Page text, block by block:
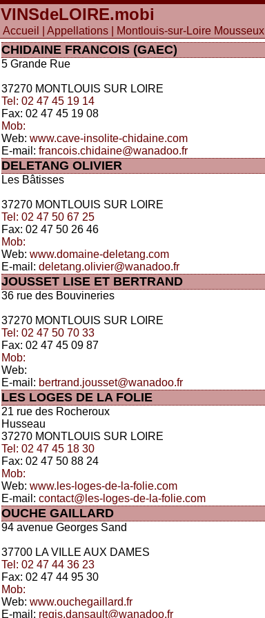
VINSdeLOIRE.mobi
Accueil Appellations | Montlouis-sur-Loire Mousseux
CHIDAINE FRANCOIS (GAEC)
5 Grande Rue
37270 MONTLOUIS SUR LOIRE
Tel: 02 47 45 19 14
Fax: 02 47 45 19 08
Mob:
Web: www.cave-insolite-chidaine.com
E-mail: francois.chidaine@wanadoo.fr
DELETANG OLIVIER
Les Bâtisses
37270 MONTLOUIS SUR LOIRE
Tel: 02 47 50 67 25
Fax: 02 47 50 26 46
Mob:
Web: www.domaine-deletang.com
E-mail: deletang.olivier@wanadoo.fr
JOUSSET LISE ET BERTRAND
36 rue des Bouvineries
37270 MONTLOUIS SUR LOIRE
Tel: 02 47 50 70 33
Fax: 02 47 45 09 87
Mob:
Web:
E-mail: bertrand.jousset@wanadoo.fr
LES LOGES DE LA FOLIE
21 rue des Rocheroux
Husseau
37270 MONTLOUIS SUR LOIRE
Tel: 02 47 45 18 30
Fax: 02 47 50 88 24
Mob:
Web: www.les-loges-de-la-folie.com
E-mail: contact@les-loges-de-la-folie.com
OUCHE GAILLARD
94 avenue Georges Sand
37700 LA VILLE AUX DAMES
Tel: 02 47 44 36 23
Fax: 02 47 44 95 30
Mob:
Web: www.ouchegaillard.fr
E-mail: regis.dansault@wanadoo.fr